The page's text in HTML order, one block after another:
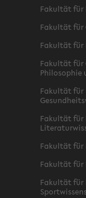
Fakultät für
Fakultät für
Fakultät für
Fakultät für
Philosophie
Fakultät für
Fakultät für
Fakultät
Fakultät für
Fakultät für